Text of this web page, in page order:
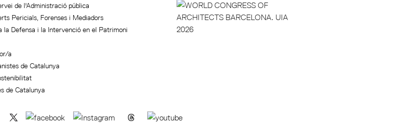
de l'Administració pública
Pericials, Forenses i Mediadors
la Defensa i la Intervenció en el Patrimoni
a
de Catalunya
de Catalunya